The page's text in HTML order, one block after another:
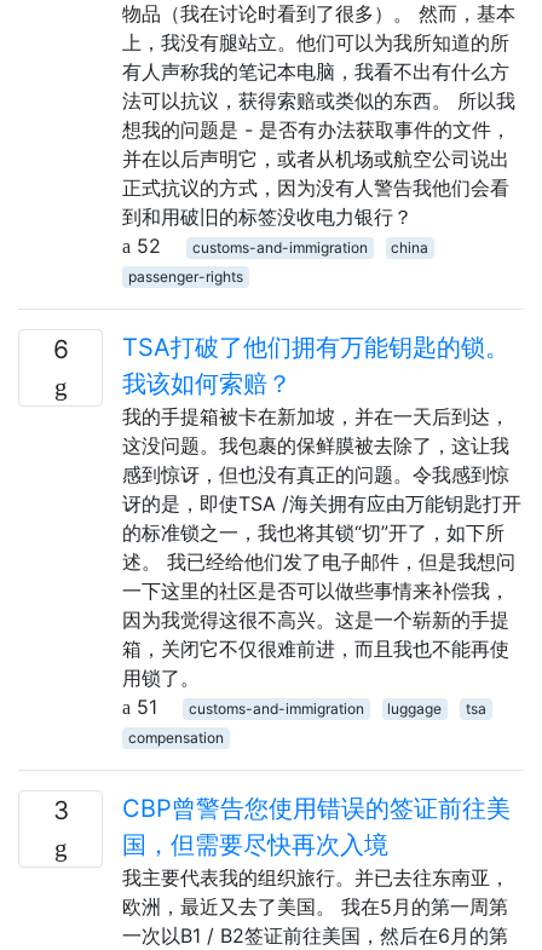
物品（我在讨论时看到了很多）。 然而，基本
上，我没有腿站立。他们可以为我所知道的所
有人声称我的笔记本电脑，我看不出有什么方
法可以抗议，获得索赔或类似的东西。 所以我
想我的问题是 - 是否有办法获取事件的文件，
并在以后声明它，或者从机场或航空公司说出
正式抗议的方式，因为没有人警告我他们会看
到和用破旧的标签没收电力银行？
52
customs-and-immigration
china
passenger-rights
6
TSA打破了他们拥有万能钥匙的锁。
我该如何索赔？
我的手提箱被卡在新加坡，并在一天后到达，
这没问题。我包裹的保鲜膜被去除了，这让我
感到惊讶，但也没有真正的问题。令我感到惊
讶的是，即使TSA /海关拥有应由万能钥匙打开
的标准锁之一，我也将其锁“切”开了，如下所
述。 我已经给他们发了电子邮件，但是我想问
一下这里的社区是否可以做些事情来补偿我，
因为我觉得这很不高兴。这是一个崭新的手提
箱，关闭它不仅很难前进，而且我也不能再使
用锁了。
51
customs-and-immigration luggage
tsa
compensation
3
CBP曾警告您使用错误的签证前往美
国，但需要尽快再次入境
我主要代表我的组织旅行。并已去往东南亚，
欧洲，最近又去了美国。 我在5月的第一周第
一次以B1 / B2签证前往美国，然后在6月的第